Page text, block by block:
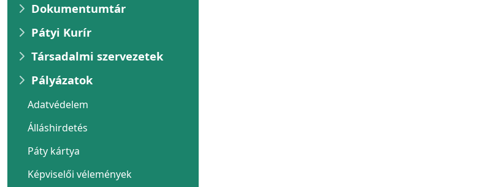
Dokumentumtár
Pátyi Kurír
Társadalmi szervezetek
Pályázatok
Adatvédelem
Álláshirdetés
Páty kártya
Képviselői vélemények